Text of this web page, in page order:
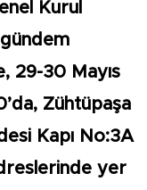
Kurul
gündem
29-30 Mayıs
Zühtüpaşa
Kapı No:3A
yer